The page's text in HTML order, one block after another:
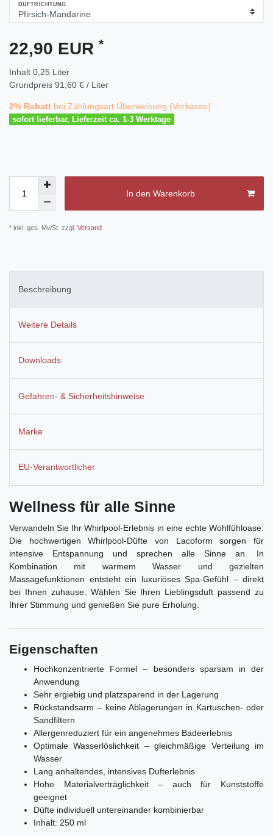
DUFTRICHTUNG
22,90 EUR *
Inhalt 0,25 Liter
Grundpreis 91,60 € / Liter
2% Rabatt bei Zahlungsart Überweisung (Vorkasse)
sofort lieferbar, Lieferzeit ca. 1-3 Werktage
In den Warenkorb
* inkl. ges. MwSt. zzgl. Versand
Beschreibung
Weitere Details
Downloads
Gefahren- & Sicherheitshinweise
Marke
EU-Verantwortlicher
Wellness für alle Sinne
Verwandeln Sie Ihr Whirlpool-Erlebnis in eine echte Wohlfühloase:
Die hochwertigen Whirlpool-Düfte von Lacoform sorgen für
intensive Entspannung und sprechen alle Sinne an. In
Kombination mit warmem Wasser und gezielten
Massagefunktionen entsteht ein luxuriöses Spa-Gefühl – direkt
bei Ihnen zuhause. Wählen Sie Ihren Lieblingsduft passend zu
Ihrer Stimmung und genießen Sie pure Erholung.
Eigenschaften
Hochkonzentrierte Formel – besonders sparsam in der
Anwendung
Sehr ergiebig und platzsparend in der Lagerung
Rückstandsarm – keine Ablagerungen in Kartuschen- oder
Sandfiltern
Allergenreduziert für ein angenehmes Badeerlebnis
Optimale Wasserlöslichkeit – gleichmäßige Verteilung im
Wasser
Lang anhaltendes, intensives Dufterlebnis
Hohe Materialverträglichkeit – auch für Kunststoffe
geeignet
Düfte individuell untereinander kombinierbar
Inhalt: 250 ml